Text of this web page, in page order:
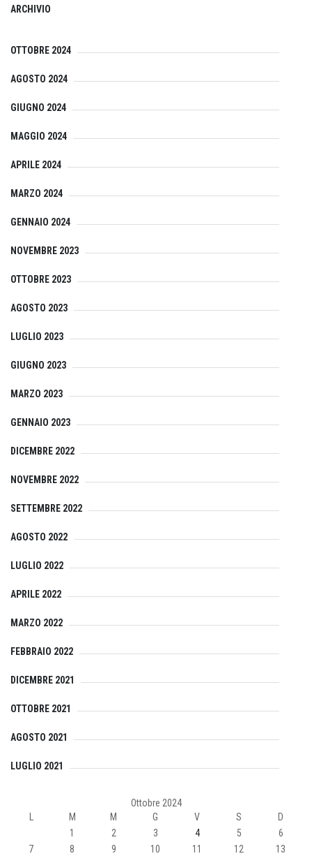
ARCHIVIO
OTTOBRE 2024
AGOSTO 2024
GIUGNO 2024
MAGGIO 2024
APRILE 2024
MARZO 2024
GENNAIO 2024
NOVEMBRE 2023
OTTOBRE 2023
AGOSTO 2023
LUGLIO 2023
GIUGNO 2023
MARZO 2023
GENNAIO 2023
DICEMBRE 2022
NOVEMBRE 2022
SETTEMBRE 2022
AGOSTO 2022
LUGLIO 2022
APRILE 2022
MARZO 2022
FEBBRAIO 2022
DICEMBRE 2021
OTTOBRE 2021
AGOSTO 2021
LUGLIO 2021
Ottobre 2024
M M G V S
D
1
2 3 4 5
6
7
8 9 10 11 12 13